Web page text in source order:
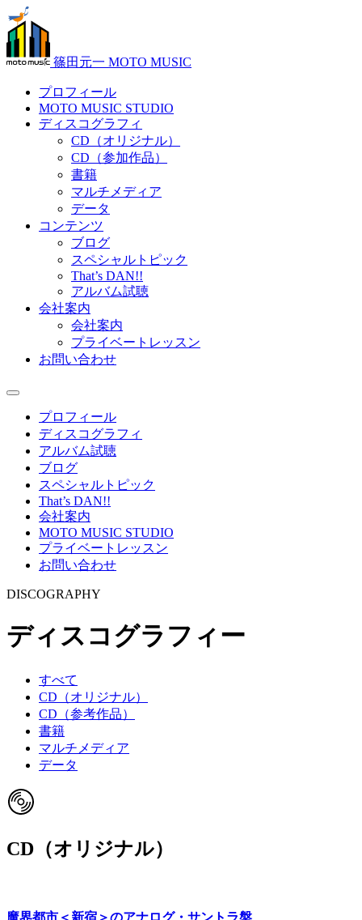
篠田元一 MOTO MUSIC
プロフィール
MOTO MUSIC STUDIO
ディスコグラフィ
CD（オリジナル）
CD（参加作品）
書籍
マルチメディア
データ
コンテンツ
ブログ
スペシャルトピック
That’s DAN!!
アルバム試聴
会社案内
会社案内
プライベートレッスン
お問い合わせ
プロフィール
ディスコグラフィ
アルバム試聴
ブログ
スペシャルトピック
That’s DAN!!
会社案内
MOTO MUSIC STUDIO
プライベートレッスン
お問い合わせ
DISCOGRAPHY
ディスコグラフィー
すべて
CD（オリジナル）
CD（参考作品）
書籍
マルチメディア
データ
CD（オリジナル）
魔界都市＜新宿＞のアナログ・サントラ盤